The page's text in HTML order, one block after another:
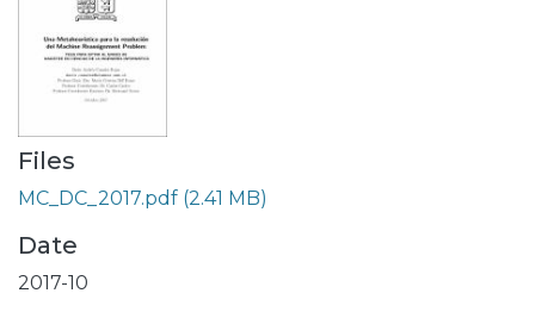
Files
MC_DC_2017.pdf (2.41 MB)
Date
2017-10